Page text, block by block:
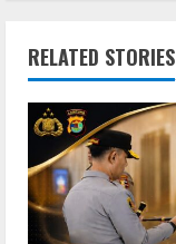
RELATED STORIES